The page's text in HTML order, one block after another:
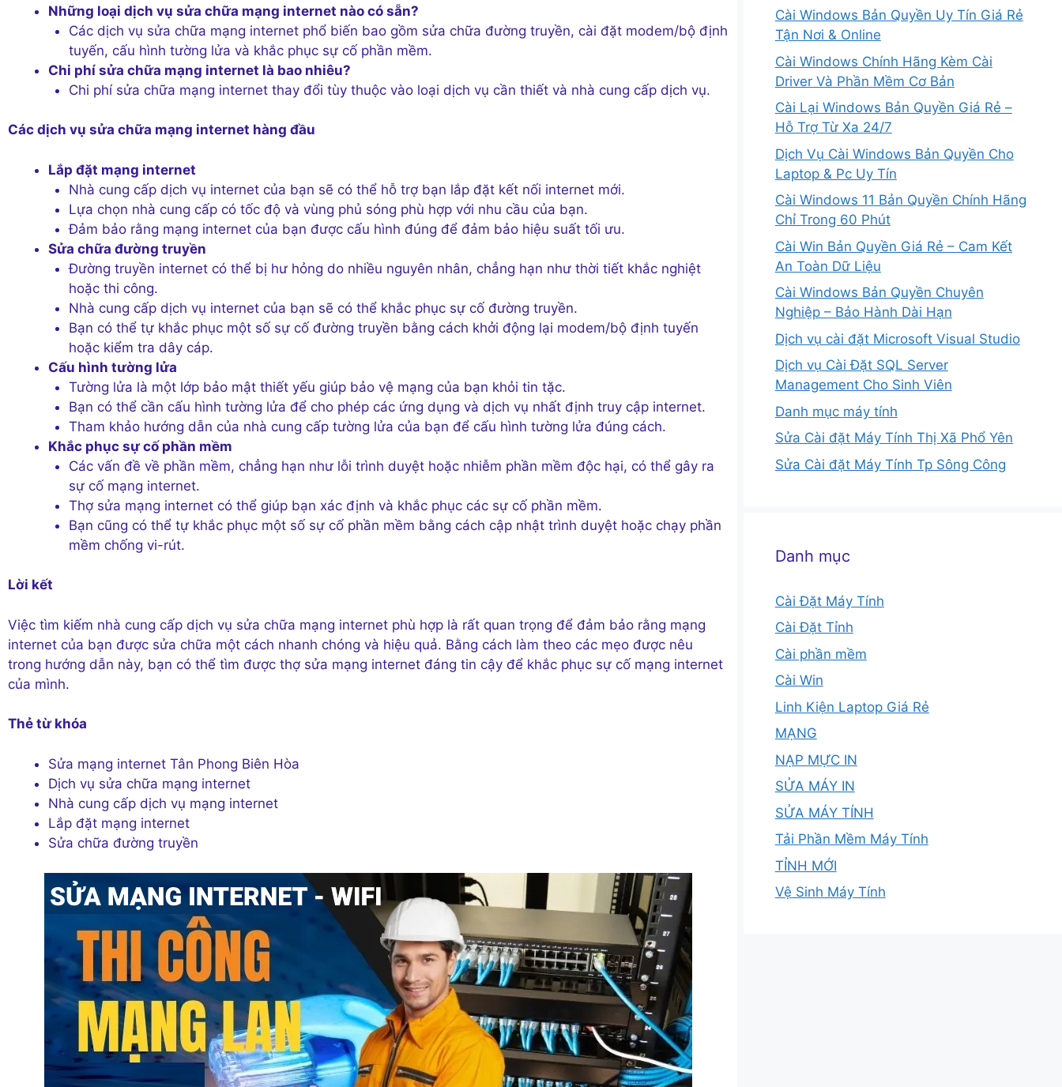
Những loại dịch vụ sửa chữa mạng internet nào có sẵn?
Các dịch vụ sửa chữa mạng internet phổ biến bao gồm sửa chữa đường truyền, cài đặt modem/bộ định
tuyến, cấu hình tường lửa và khắc phục sự cố phần mềm.
Chi phí sửa chữa mạng internet là bao nhiêu?
Chi phí sửa chữa mạng internet thay đổi tùy thuộc vào loại dịch vụ cần thiết và nhà cung cấp dịch vụ.
Các dịch vụ sửa chữa mạng internet hàng đầu
Lắp đặt mạng internet
Nhà cung cấp dịch vụ internet của bạn sẽ có thể hỗ trợ bạn lắp đặt kết nối internet mới.
Lựa chọn nhà cung cấp có tốc độ và vùng phủ sóng phù hợp với nhu cầu của bạn.
Đảm bảo rằng mạng internet của bạn được cấu hình đúng để đảm bảo hiệu suất tối ưu.
Sửa chữa đường truyền
Đường truyền internet có thể bị hư hỏng do nhiều nguyên nhân, chẳng hạn như thời tiết khắc nghiệt
hoặc thi công.
Nhà cung cấp dịch vụ internet của bạn sẽ có thể khắc phục sự cố đường truyền.
Bạn có thể tự khắc phục một số sự cố đường truyền bằng cách khởi động lại modem/bộ định tuyến
hoặc kiểm tra dây cáp.
Cấu hình tường lửa
Tường lửa là một lớp bảo mật thiết yếu giúp bảo vệ mạng của bạn khỏi tin tặc.
Bạn có thể cần cấu hình tường lửa để cho phép các ứng dụng và dịch vụ nhất định truy cập internet.
Tham khảo hướng dẫn của nhà cung cấp tường lửa của bạn để cấu hình tường lửa đúng cách.
Khắc phục sự cố phần mềm
Các vấn đề về phần mềm, chẳng hạn như lỗi trình duyệt hoặc nhiễm phần mềm độc hại, có thể gây ra
sự cố mạng internet.
Thợ sửa mạng internet có thể giúp bạn xác định và khắc phục các sự cố phần mềm.
Bạn cũng có thể tự khắc phục một số sự cố phần mềm bằng cách cập nhật trình duyệt hoặc chạy phần
mềm chống vi-rút.
Lời kết
Việc tìm kiếm nhà cung cấp dịch vụ sửa chữa mạng internet phù hợp là rất quan trọng để đảm bảo rằng mạng
internet của bạn được sửa chữa một cách nhanh chóng và hiệu quả. Bằng cách làm theo các mẹo được nêu
trong hướng dẫn này, bạn có thể tìm được thợ sửa mạng internet đáng tin cậy để khắc phục sự cố mạng internet
của mình.
Thẻ từ khóa
Sửa mạng internet Tân Phong Biên Hòa
Dịch vụ sửa chữa mạng internet
Nhà cung cấp dịch vụ mạng internet
Lắp đặt mạng internet
Sửa chữa đường truyền
Cài Windows Bản Quyền Uy Tín Giá Rẻ
Tận Nơi & Online
Cài Windows Chính Hãng Kèm Cài
Driver Và Phần Mềm Cơ Bản
Cài Lại Windows Bản Quyền Giá Rẻ –
Hỗ Trợ Từ Xa 24/7
Dịch Vụ Cài Windows Bản Quyền Cho
Laptop & Pc Uy Tín
Cài Windows 11 Bản Quyền Chính Hãng
Chỉ Trong 60 Phút
Cài Win Bản Quyền Giá Rẻ – Cam Kết
An Toàn Dữ Liệu
Cài Windows Bản Quyền Chuyên
Nghiệp – Bảo Hành Dài Hạn
Dịch vụ cài đặt Microsoft Visual Studio
Dịch vụ Cài Đặt SQL Server
Management Cho Sinh Viên
Danh mục máy tính
Sửa Cài đặt Máy Tính Thị Xã Phổ Yên
Sửa Cài đặt Máy Tính Tp Sông Công
Danh mục
Cài Đặt Máy Tính
Cài Đặt Tỉnh
Cài phần mềm
Cài Win
Linh Kiện Laptop Giá Rẻ
MẠNG
NẠP MỰC IN
SỬA MÁY IN
SỬA MÁY TÍNH
Tải Phần Mềm Máy Tính
TỈNH MỚI
Vệ Sinh Máy Tính